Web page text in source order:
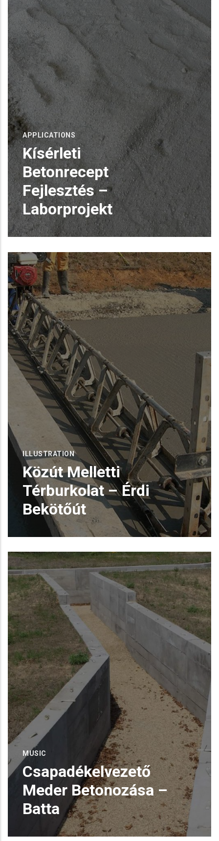
APPLICATIONS
Kísérleti
Betonrecept
Fejlesztés –
Laborprojekt
Kísérleti Betonrecept Fejlesztés
– Laborprojekt
Egy partnerrel közösen új típusú, alacsony
zsugorodású keveré
READ MORE
ILLUSTRATION
Közút Melletti
Térburkolat – Érdi
Bekötőút
Közút Melletti Térburkolat – Érdi
Bekötőút
Az Érdi bekötőút mentén kialakított
READ MORE
MUSIC
Csapadékelvezető
Meder Betonozása –
Batta